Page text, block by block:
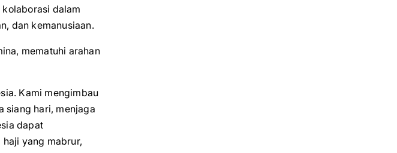
dalam
dan kemanusiaan.
mematuhi arahan
Kami mengimbau
siang hari, menjaga
dapat
yang mabrur,